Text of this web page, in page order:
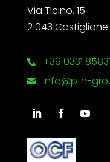
Via Ticino, 15
21043
 +39 0331
 info@pth-